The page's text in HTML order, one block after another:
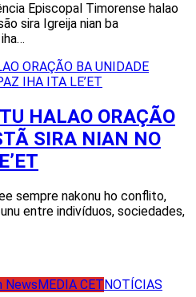
Episcopal Timorense halao
sira Igreija nian ba
HALAO ORAÇÃO
SIRA NIAN NO
sempre nakonu ho conflito,
entre indivíduos, sociedades,
NewsMEDIA CETNOTÍCIAS